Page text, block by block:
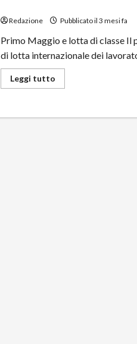
Redazione Pubblicato il 3 mesi fa
Primo Maggio e lotta di classe Il
di lotta internazionale dei
Leggi tutto